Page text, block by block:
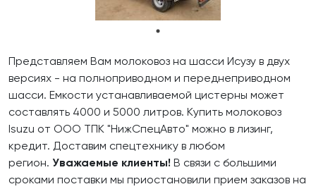
Представляем Вам молоковоз на шасси Исузу в двух
версиях - на полноприводном и переднеприводном
шасси. Емкости устанавливаемой цистерны может
составлять 4000 и 5000 литров. Купить молоковоз
Isuzu от ООО ТПК "НижСпецАвто" можно в лизинг,
кредит. Доставим спецтехнику в любом
регион. Уважаемые клиенты! В связи с большими
сроками поставки мы приостановили прием заказов на